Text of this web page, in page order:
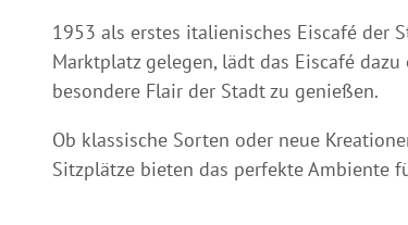
1953 als erstes italienisches Eiscafé der
Marktplatz gelegen, lädt das Eiscafé
besondere Flair der Stadt zu genießen.
Ob klassische Sorten oder neue
Sitzplätze bieten das perfekte Ambiente